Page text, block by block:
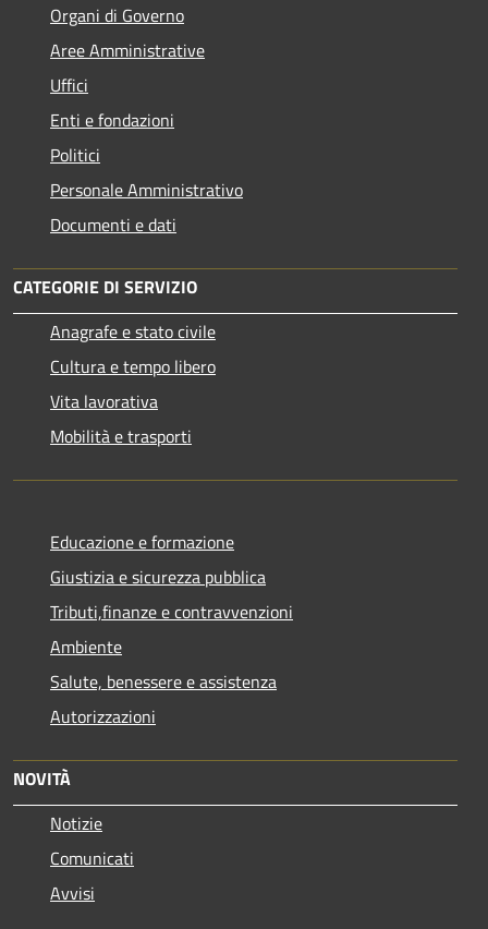
Organi di Governo
Aree Amministrative
Uffici
Enti e fondazioni
Politici
Personale Amministrativo
Documenti e dati
CATEGORIE DI SERVIZIO
Anagrafe e stato civile
Cultura e tempo libero
Vita lavorativa
Mobilità e trasporti
Educazione e formazione
Giustizia e sicurezza pubblica
Tributi,finanze e contravvenzioni
Ambiente
Salute, benessere e assistenza
Autorizzazioni
NOVITÀ
Notizie
Comunicati
Avvisi